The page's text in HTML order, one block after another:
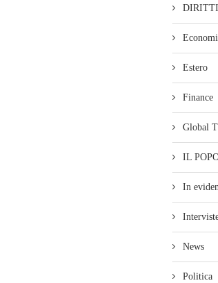
Estero
Finance
Global
IL
In
News
Politica